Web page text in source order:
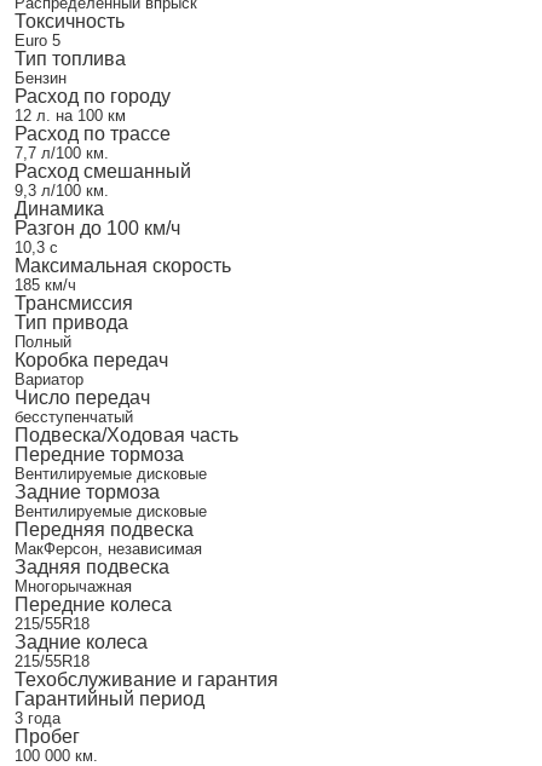
Токсичность
Euro 5
Тип топлива
Бензин
Расход по городу
12 л. на 100 км
Расход по трассе
7,7 л/100 км.
Расход смешанный
9,3 л/100 км.
Динамика
Разгон до 100 км/ч
10,3 с
Максимальная скорость
185 км/ч
Трансмиссия
Тип привода
Полный
Коробка передач
Вариатор
Число передач
бесступенчатый
Подвеска/Ходовая часть
Передние тормоза
Вентилируемые дисковые
Задние тормоза
Вентилируемые дисковые
Передняя подвеска
МакФерсон, независимая
Задняя подвеска
Многорычажная
Передние колеса
215/55R18
Задние колеса
215/55R18
Техобслуживание и гарантия
Гарантийный период
3 года
Пробег
100 000 км.